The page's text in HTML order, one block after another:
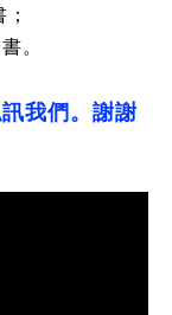
。
我們。謝謝